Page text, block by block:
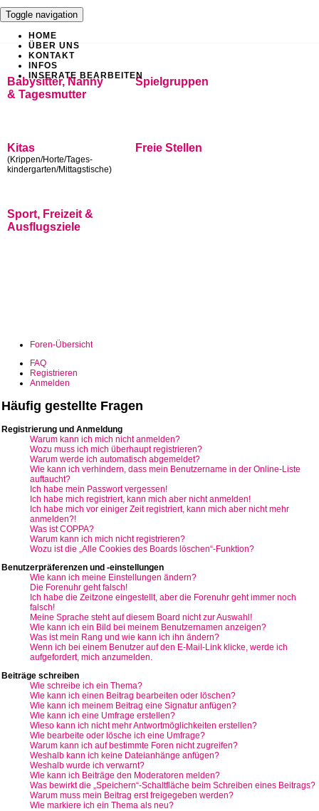
Toggle navigation
HOME
ÜBER UNS
KONTAKT
INFOS
INSERATE BEARBEITEN
Babysitter, Nanny
& Tagesmutter
Spielgruppen
Kitas
(Krippen/Horte/Tages-
kindergarten/Mittagstische)
Freie Stellen
Sport, Freizeit &
Ausflugsziele
Foren-Übersicht
FAQ
Registrieren
Anmelden
Häufig gestellte Fragen
Registrierung und Anmeldung
Warum kann ich mich nicht anmelden?
Wozu muss ich mich überhaupt registrieren?
Warum werde ich automatisch abgemeldet?
Wie kann ich verhindern, dass mein Benutzername in der Online-Liste
auftaucht?
Ich habe mein Passwort vergessen!
Ich habe mich registriert, kann mich aber nicht anmelden!
Ich habe mich vor einiger Zeit registriert, kann mich aber nicht mehr
anmelden?!
Was ist COPPA?
Warum kann ich mich nicht registrieren?
Wozu ist die „Alle Cookies des Boards löschen“-Funktion?
Benutzerpräferenzen und -einstellungen
Wie kann ich meine Einstellungen ändern?
Die Forenuhr geht falsch!
Ich habe die Zeitzone eingestellt, aber die Forenuhr geht immer noch
falsch!
Meine Sprache steht auf diesem Board nicht zur Auswahl!
Wie kann ich ein Bild bei meinem Benutzernamen anzeigen?
Was ist mein Rang und wie kann ich ihn ändern?
Wenn ich bei einem Benutzer auf den E-Mail-Link klicke, werde ich
aufgefordert, mich anzumelden.
Beiträge schreiben
Wie schreibe ich ein Thema?
Wie kann ich einen Beitrag bearbeiten oder löschen?
Wie kann ich meinem Beitrag eine Signatur anfügen?
Wie kann ich eine Umfrage erstellen?
Wieso kann ich nicht mehr Antwortmöglichkeiten erstellen?
Wie bearbeite oder lösche ich eine Umfrage?
Warum kann ich auf bestimmte Foren nicht zugreifen?
Weshalb kann ich keine Dateianhänge anfügen?
Weshalb wurde ich verwarnt?
Wie kann ich Beiträge den Moderatoren melden?
Was bewirkt die „Speichern“-Schaltfläche beim Schreiben eines Beitrags?
Warum muss mein Beitrag erst freigegeben werden?
Wie markiere ich ein Thema als neu?